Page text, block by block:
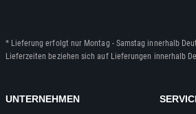
* Lieferung erfolgt nur Montag - Samstag innerhalb
Lieferzeiten beziehen sich auf Lieferungen innerhalb
UNTERNEHMEN